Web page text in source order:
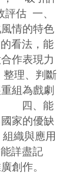
估  一、
情的特色
看法，能
作表現力
整理、判斷
組為戲劇
四、能
家的優缺
詳盡記
創作。